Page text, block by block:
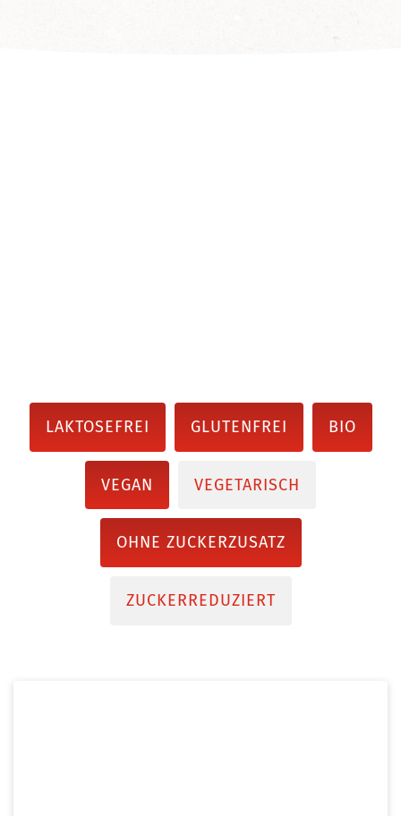
LAKTOSEFREI GLUTENFREI BIO
VEGAN VEGETARISCH
OHNE ZUCKERZUSATZ
ZUCKERREDUZIERT